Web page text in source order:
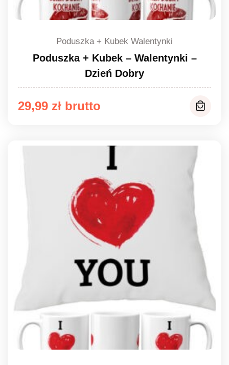
Poduszka + Kubek Walentynki
Poduszka + Kubek – Walentynki –
Dzień Dobry
29,99 zł